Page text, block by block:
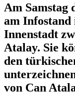
Am Samstag
am
Innenstadt
Atalay. Sie
den
von Can